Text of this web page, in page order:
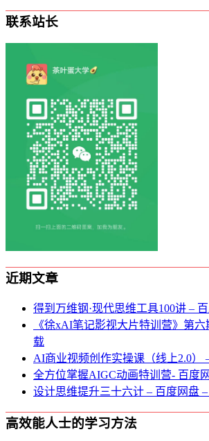
联系站长
近期文章
得到万维钢·现代思维⼯具100讲 –
《徐xAI笔记影视大片特训营》第
载
AI商业视频创作实操课（线上2.0）
全方位掌握AIGC动画特训营- 百度
设计思维提升三十六计 – 百度网盘
高效能人士的学习方法